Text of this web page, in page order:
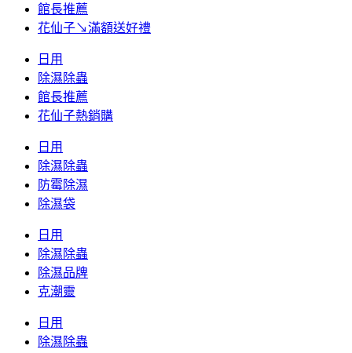
館長推薦
花仙子↘滿額送好禮
日用
除濕除蟲
館長推薦
花仙子熱銷購
日用
除濕除蟲
防霉除濕
除濕袋
日用
除濕除蟲
除濕品牌
克潮靈
日用
除濕除蟲